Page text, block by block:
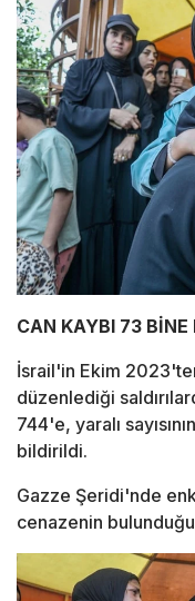
CAN KAYBI 73 BİNE
İsrail'in Ekim
düzenlediği
744'e, yaralı
bildirildi.
Gazze Şeridi'nde
cenazenin